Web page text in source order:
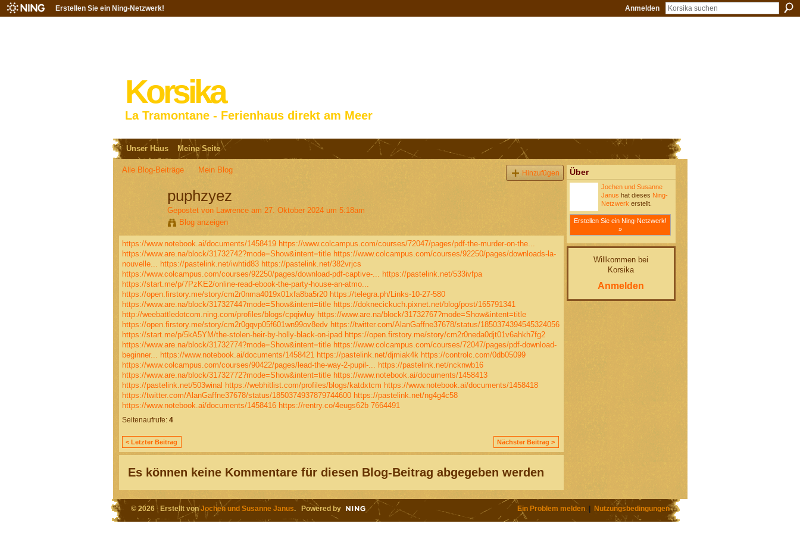
Erstellen Sie ein Ning-Netzwerk! Anmelden
Korsika
La Tramontane - Ferienhaus direkt am Meer
Unser Haus Meine Seite
Alle Blog-Beiträge Mein Blog Hinzufügen
puphzyez
Gepostet von Lawrenceam 27. Oktober 2024 um 5:18am
Blog anzeigen
https://www.notebook.ai/documents/1458419 https://www.colcampus.com/courses/72047/pages/pdf-the-murder-on-the...
https://www.are.na/block/31732742?mode=Show&intent=title https://www.colcampus.com/courses/92250/pages/downloads-la-
nouvelle... https://pastelink.net/iwhtid83 https://pastelink.net/382vrjcs
https://www.colcampus.com/courses/92250/pages/download-pdf-captive-... https://pastelink.net/533ivfpa
https://start.me/p/7PzKE2/online-read-ebook-the-party-house-an-atmo...
https://open.firstory.me/story/cm2r0nma4019x01xfa8ba5r20 https://telegra.ph/Links-10-27-580
https://www.are.na/block/31732744?mode=Show&intent=title https://doknecickuch.pixnet.net/blog/post/165791341
http://weebattledotcom.ning.com/profiles/blogs/cpqiwluy https://www.are.na/block/31732767?mode=Show&intent=title
https://open.firstory.me/story/cm2r0gqvp05f601wn99ov8edv https://twitter.com/AlanGaffne37678/status/1850374394545324056
https://start.me/p/5kA5YM/the-stolen-heir-by-holly-black-on-ipad https://open.firstory.me/story/cm2r0neda0djt01v6ahkh7fg2
https://www.are.na/block/31732774?mode=Show&intent=title https://www.colcampus.com/courses/72047/pages/pdf-download-
beginner... https://www.notebook.ai/documents/1458421 https://pastelink.net/djmiak4k https://controlc.com/0db05099
https://www.colcampus.com/courses/90422/pages/lead-the-way-2-pupil-... https://pastelink.net/ncknwb16
https://www.are.na/block/31732772?mode=Show&intent=title https://www.notebook.ai/documents/1458413
https://pastelink.net/503winal https://webhitlist.com/profiles/blogs/katdxtcm https://www.notebook.ai/documents/1458418
https://twitter.com/AlanGaffne37678/status/1850374937879744600 https://pastelink.net/ng4g4c58
https://www.notebook.ai/documents/1458416 https://rentry.co/4eugs62b 7664491
Seitenaufrufe: 4
< Letzter Beitrag Nächster Beitrag >
Es können keine Kommentare für diesen Blog-Beitrag abgegeben werden
Über
Jochen und Susanne
Janus hat dieses Ning-
Netzwerk erstellt.
Erstellen Sie ein Ning-Netzwerk!
»
Willkommen bei
Korsika
Anmelden
© 2026 Erstellt vonJochen und Susanne Janus. Powered by Ein Problem melden| Nutzungsbedingungen